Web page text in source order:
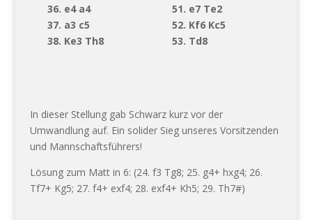
36. e4 a4
37. a3 c5
38. Ke3 Th8
51. e7 Te2
52. Kf6 Kc5
53. Td8
In dieser Stellung gab Schwarz kurz vor der
Umwandlung auf. Ein solider Sieg unseres Vorsitzenden
und Mannschaftsführers!
Lösung zum Matt in 6: (24. f3 Tg8; 25. g4+ hxg4; 26.
Tf7+ Kg5; 27. f4+ exf4; 28. exf4+ Kh5; 29. Th7#)